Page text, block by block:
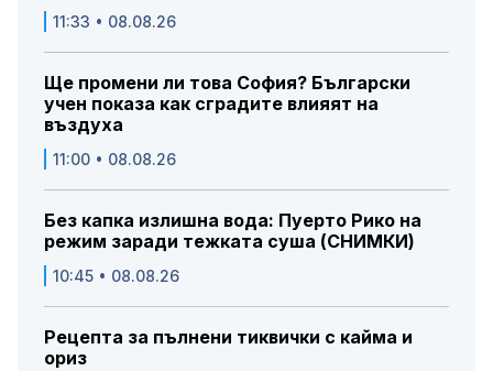
11:33 • 08.08.26
Ще промени ли това София? Български
учен показа как сградите влияят на
въздуха
11:00 • 08.08.26
Без капка излишна вода: Пуерто Рико на
режим заради тежката суша (СНИМКИ)
10:45 • 08.08.26
Рецепта за пълнени тиквички с кайма и
ориз